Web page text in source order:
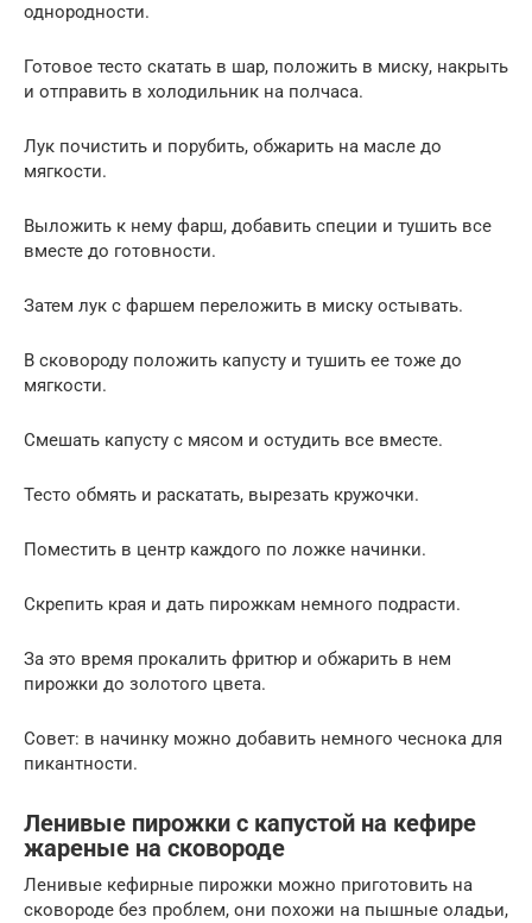
однородности.
Готовое тесто скатать в шар, положить в миску, накрыть
и отправить в холодильник на полчаса.
Лук почистить и порубить, обжарить на масле до
мягкости.
Выложить к нему фарш, добавить специи и тушить все
вместе до готовности.
Затем лук с фаршем переложить в миску остывать.
В сковороду положить капусту и тушить ее тоже до
мягкости.
Смешать капусту с мясом и остудить все вместе.
Тесто обмять и раскатать, вырезать кружочки.
Поместить в центр каждого по ложке начинки.
Скрепить края и дать пирожкам немного подрасти.
За это время прокалить фритюр и обжарить в нем
пирожки до золотого цвета.
Совет: в начинку можно добавить немного чеснока для
пикантности.
Ленивые пирожки с капустой на кефире
жареные на сковороде
Ленивые кефирные пирожки можно приготовить на
сковороде без проблем, они похожи на пышные оладьи,